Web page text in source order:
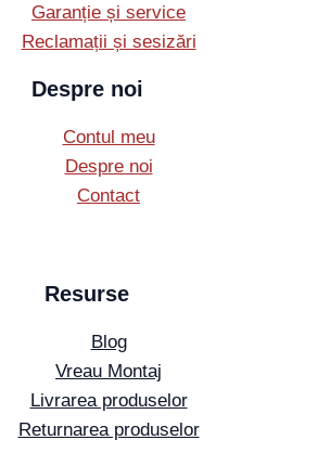
Garanție și service
Reclamații și sesizări
Despre noi
Contul meu
Despre noi
Contact
Resurse
Blog
Vreau Montaj
Livrarea produselor
Returnarea produselor